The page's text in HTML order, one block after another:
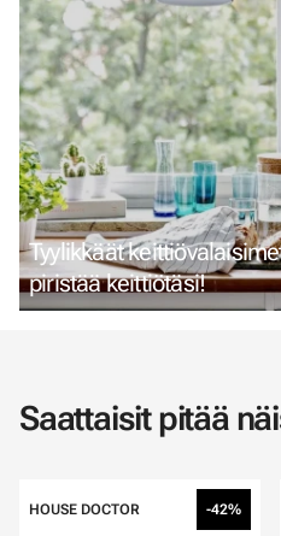
Tyylikkäät
piristää keittiötäsi!
Saattaisit pitää
HOUSE DOCTOR -42%